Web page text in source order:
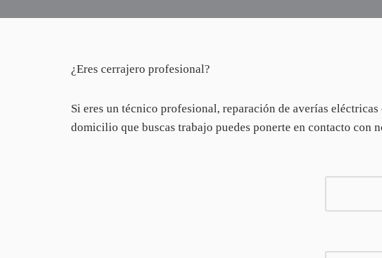
¿Eres cerrajero profesional?
Si eres un técnico profesional, reparación de averías
domicilio que buscas trabajo puedes ponerte en contacto con